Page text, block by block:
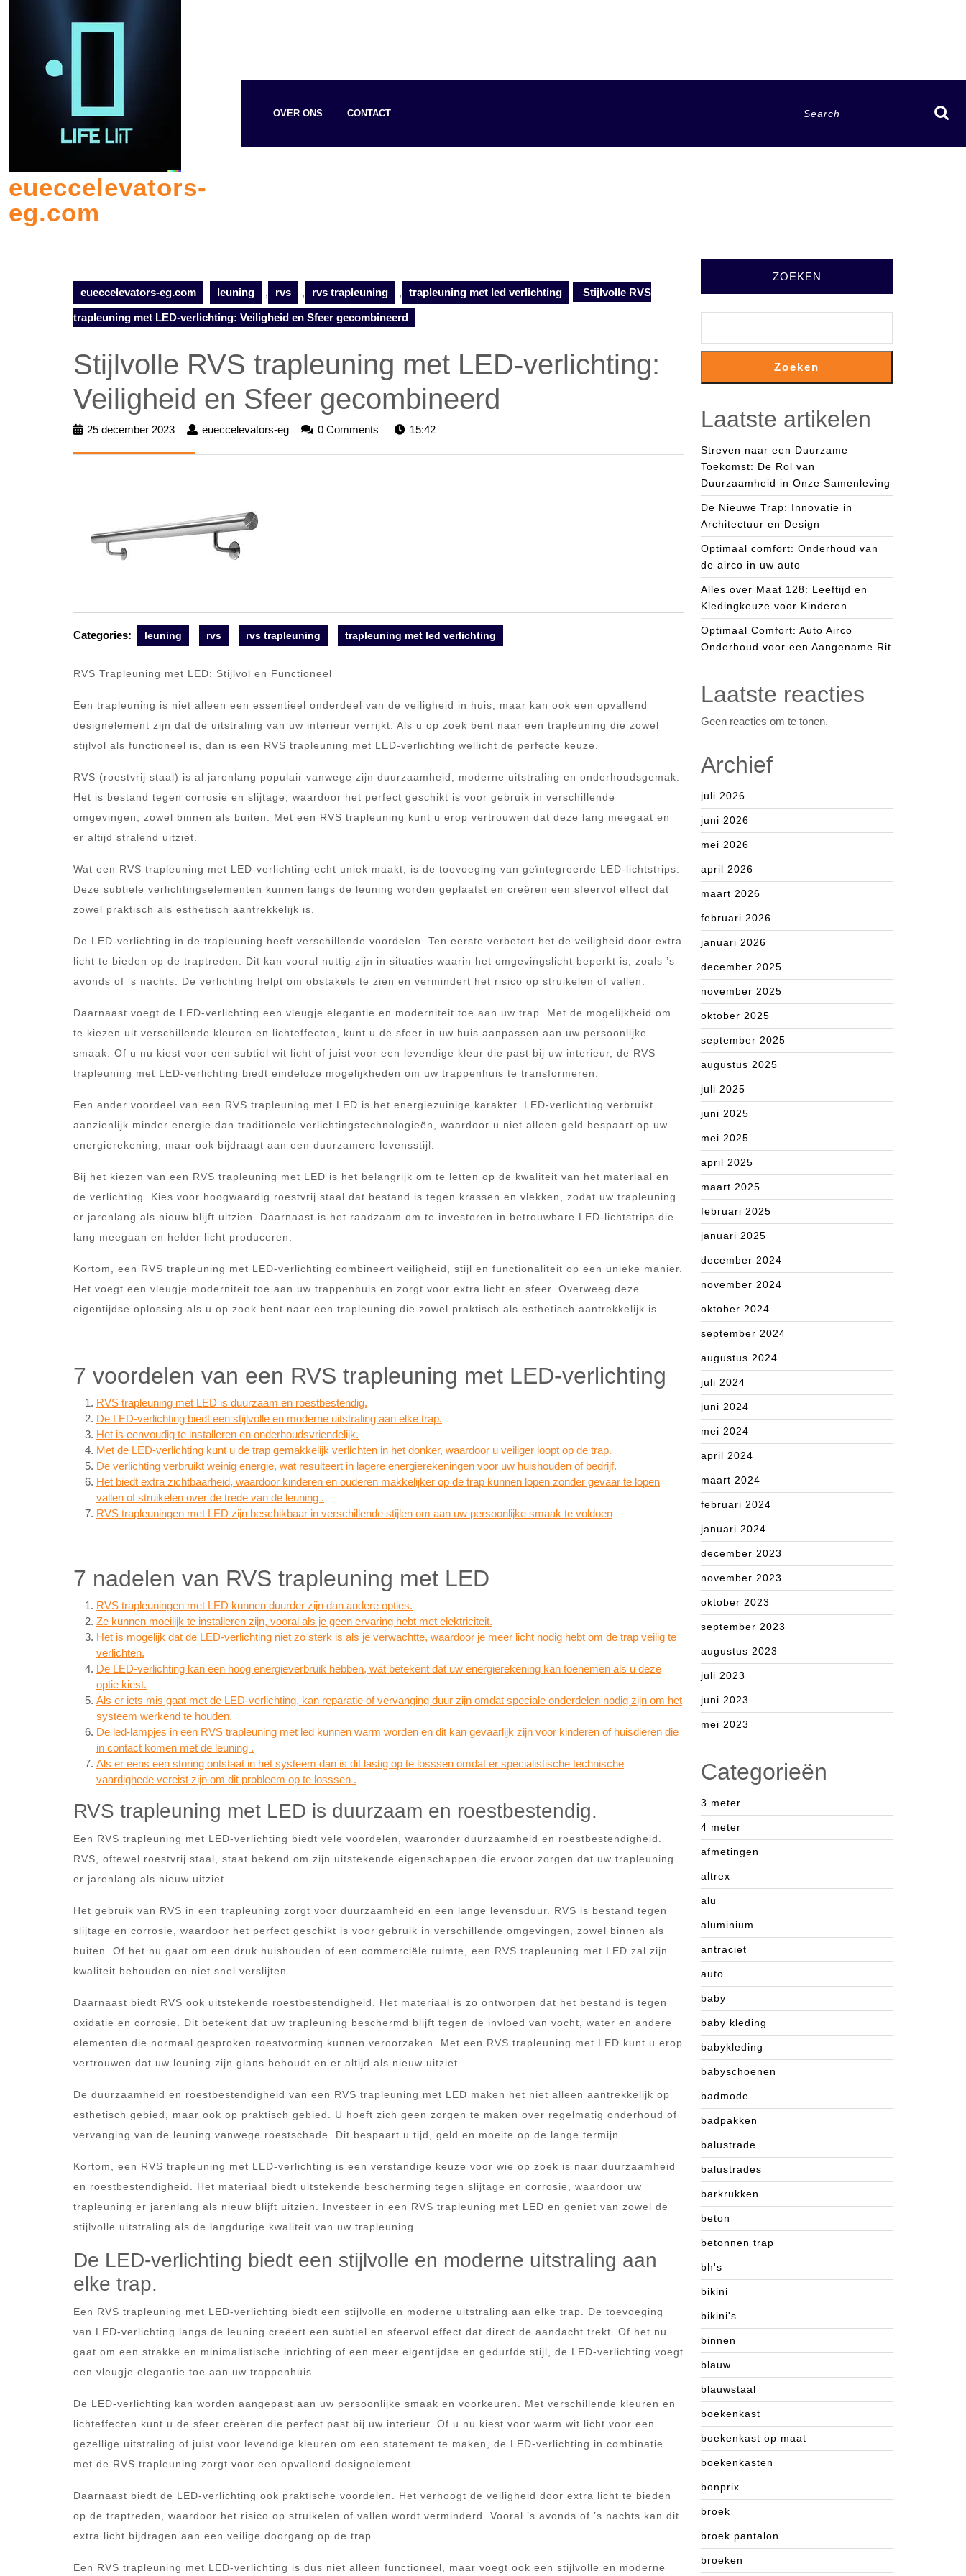
eueccelevators-
eg.com
OVER ONS CONTACT
eueccelevators-eg.com leuning , rvs , rvs trapleuning , trapleuning met led verlichting Stijlvolle RVS
trapleuning met LED-verlichting: Veiligheid en Sfeer gecombineerd
Stijlvolle RVS trapleuning met LED-verlichting:
Veiligheid en Sfeer gecombineerd
25 december 2023
25
eueccelevators-eg
eueccelevators-
0 Comments 15:42
Categories: leuning rvs rvs trapleuning trapleuning met led verlichting
RVS Trapleuning met LED: Stijlvol en Functioneel
Een trapleuning is niet alleen een essentieel onderdeel van de veiligheid in huis, maar kan ook een opvallend
designelement zijn dat de uitstraling van uw interieur verrijkt. Als u op zoek bent naar een trapleuning die zowel
stijlvol als functioneel is, dan is een RVS trapleuning met LED-verlichting wellicht de perfecte keuze.
RVS (roestvrij staal) is al jarenlang populair vanwege zijn duurzaamheid, moderne uitstraling en onderhoudsgemak.
Het is bestand tegen corrosie en slijtage, waardoor het perfect geschikt is voor gebruik in verschillende
omgevingen, zowel binnen als buiten. Met een RVS trapleuning kunt u erop vertrouwen dat deze lang meegaat en
er altijd stralend uitziet.
Wat een RVS trapleuning met LED-verlichting echt uniek maakt, is de toevoeging van geïntegreerde LED-lichtstrips.
Deze subtiele verlichtingselementen kunnen langs de leuning worden geplaatst en creëren een sfeervol effect dat
zowel praktisch als esthetisch aantrekkelijk is.
De LED-verlichting in de trapleuning heeft verschillende voordelen. Ten eerste verbetert het de veiligheid door extra
licht te bieden op de traptreden. Dit kan vooral nuttig zijn in situaties waarin het omgevingslicht beperkt is, zoals ’s
avonds of ’s nachts. De verlichting helpt om obstakels te zien en vermindert het risico op struikelen of vallen.
Daarnaast voegt de LED-verlichting een vleugje elegantie en moderniteit toe aan uw trap. Met de mogelijkheid om
te kiezen uit verschillende kleuren en lichteffecten, kunt u de sfeer in uw huis aanpassen aan uw persoonlijke
smaak. Of u nu kiest voor een subtiel wit licht of juist voor een levendige kleur die past bij uw interieur, de RVS
trapleuning met LED-verlichting biedt eindeloze mogelijkheden om uw trappenhuis te transformeren.
Een ander voordeel van een RVS trapleuning met LED is het energiezuinige karakter. LED-verlichting verbruikt
aanzienlijk minder energie dan traditionele verlichtingstechnologieën, waardoor u niet alleen geld bespaart op uw
energierekening, maar ook bijdraagt aan een duurzamere levensstijl.
Bij het kiezen van een RVS trapleuning met LED is het belangrijk om te letten op de kwaliteit van het materiaal en
de verlichting. Kies voor hoogwaardig roestvrij staal dat bestand is tegen krassen en vlekken, zodat uw trapleuning
er jarenlang als nieuw blijft uitzien. Daarnaast is het raadzaam om te investeren in betrouwbare LED-lichtstrips die
lang meegaan en helder licht produceren.
Kortom, een RVS trapleuning met LED-verlichting combineert veiligheid, stijl en functionaliteit op een unieke manier.
Het voegt een vleugje moderniteit toe aan uw trappenhuis en zorgt voor extra licht en sfeer. Overweeg deze
eigentijdse oplossing als u op zoek bent naar een trapleuning die zowel praktisch als esthetisch aantrekkelijk is.
7 voordelen van een RVS trapleuning met LED-verlichting
RVS trapleuning met LED is duurzaam en roestbestendig.
De LED-verlichting biedt een stijlvolle en moderne uitstraling aan elke trap.
Het is eenvoudig te installeren en onderhoudsvriendelijk.
Met de LED-verlichting kunt u de trap gemakkelijk verlichten in het donker, waardoor u veiliger loopt op de trap.
De verlichting verbruikt weinig energie, wat resulteert in lagere energierekeningen voor uw huishouden of bedrijf.
Het biedt extra zichtbaarheid, waardoor kinderen en ouderen makkelijker op de trap kunnen lopen zonder gevaar te lopen
vallen of struikelen over de trede van de leuning .
RVS trapleuningen met LED zijn beschikbaar in verschillende stijlen om aan uw persoonlijke smaak te voldoen
7 nadelen van RVS trapleuning met LED
RVS trapleuningen met LED kunnen duurder zijn dan andere opties.
Ze kunnen moeilijk te installeren zijn, vooral als je geen ervaring hebt met elektriciteit.
Het is mogelijk dat de LED-verlichting niet zo sterk is als je verwachtte, waardoor je meer licht nodig hebt om de trap veilig te
verlichten.
De LED-verlichting kan een hoog energieverbruik hebben, wat betekent dat uw energierekening kan toenemen als u deze
optie kiest.
Als er iets mis gaat met de LED-verlichting, kan reparatie of vervanging duur zijn omdat speciale onderdelen nodig zijn om het
systeem werkend te houden.
De led-lampjes in een RVS trapleuning met led kunnen warm worden en dit kan gevaarlijk zijn voor kinderen of huisdieren die
in contact komen met de leuning .
Als er eens een storing ontstaat in het systeem dan is dit lastig op te losssen omdat er specialistische technische
vaardighede vereist zijn om dit probleem op te losssen .
RVS trapleuning met LED is duurzaam en roestbestendig.
Een RVS trapleuning met LED-verlichting biedt vele voordelen, waaronder duurzaamheid en roestbestendigheid.
RVS, oftewel roestvrij staal, staat bekend om zijn uitstekende eigenschappen die ervoor zorgen dat uw trapleuning
er jarenlang als nieuw uitziet.
Het gebruik van RVS in een trapleuning zorgt voor duurzaamheid en een lange levensduur. RVS is bestand tegen
slijtage en corrosie, waardoor het perfect geschikt is voor gebruik in verschillende omgevingen, zowel binnen als
buiten. Of het nu gaat om een druk huishouden of een commerciële ruimte, een RVS trapleuning met LED zal zijn
kwaliteit behouden en niet snel verslijten.
Daarnaast biedt RVS ook uitstekende roestbestendigheid. Het materiaal is zo ontworpen dat het bestand is tegen
oxidatie en corrosie. Dit betekent dat uw trapleuning beschermd blijft tegen de invloed van vocht, water en andere
elementen die normaal gesproken roestvorming kunnen veroorzaken. Met een RVS trapleuning met LED kunt u erop
vertrouwen dat uw leuning zijn glans behoudt en er altijd als nieuw uitziet.
De duurzaamheid en roestbestendigheid van een RVS trapleuning met LED maken het niet alleen aantrekkelijk op
esthetisch gebied, maar ook op praktisch gebied. U hoeft zich geen zorgen te maken over regelmatig onderhoud of
vervanging van de leuning vanwege roestschade. Dit bespaart u tijd, geld en moeite op de lange termijn.
Kortom, een RVS trapleuning met LED-verlichting is een verstandige keuze voor wie op zoek is naar duurzaamheid
en roestbestendigheid. Het materiaal biedt uitstekende bescherming tegen slijtage en corrosie, waardoor uw
trapleuning er jarenlang als nieuw blijft uitzien. Investeer in een RVS trapleuning met LED en geniet van zowel de
stijlvolle uitstraling als de langdurige kwaliteit van uw trapleuning.
De LED-verlichting biedt een stijlvolle en moderne uitstraling aan
elke trap.
Een RVS trapleuning met LED-verlichting biedt een stijlvolle en moderne uitstraling aan elke trap. De toevoeging
van LED-verlichting langs de leuning creëert een subtiel en sfeervol effect dat direct de aandacht trekt. Of het nu
gaat om een strakke en minimalistische inrichting of een meer eigentijdse en gedurfde stijl, de LED-verlichting voegt
een vleugje elegantie toe aan uw trappenhuis.
De LED-verlichting kan worden aangepast aan uw persoonlijke smaak en voorkeuren. Met verschillende kleuren en
lichteffecten kunt u de sfeer creëren die perfect past bij uw interieur. Of u nu kiest voor warm wit licht voor een
gezellige uitstraling of juist voor levendige kleuren om een statement te maken, de LED-verlichting in combinatie
met de RVS trapleuning zorgt voor een opvallend designelement.
Daarnaast biedt de LED-verlichting ook praktische voordelen. Het verhoogt de veiligheid door extra licht te bieden
op de traptreden, waardoor het risico op struikelen of vallen wordt verminderd. Vooral ’s avonds of ’s nachts kan dit
extra licht bijdragen aan een veilige doorgang op de trap.
Een RVS trapleuning met LED-verlichting is dus niet alleen functioneel, maar voegt ook een stijlvolle en moderne
ZOEKEN
Zoeken
Laatste artikelen
Streven naar een Duurzame
Toekomst: De Rol van
Duurzaamheid in Onze Samenleving
De Nieuwe Trap: Innovatie in
Architectuur en Design
Optimaal comfort: Onderhoud van
de airco in uw auto
Alles over Maat 128: Leeftijd en
Kledingkeuze voor Kinderen
Optimaal Comfort: Auto Airco
Onderhoud voor een Aangename Rit
Laatste reacties
Geen reacties om te tonen.
Archief
juli 2026
juni 2026
mei 2026
april 2026
maart 2026
februari 2026
januari 2026
december 2025
november 2025
oktober 2025
september 2025
augustus 2025
juli 2025
juni 2025
mei 2025
april 2025
maart 2025
februari 2025
januari 2025
december 2024
november 2024
oktober 2024
september 2024
augustus 2024
juli 2024
juni 2024
mei 2024
april 2024
maart 2024
februari 2024
januari 2024
december 2023
november 2023
oktober 2023
september 2023
augustus 2023
juli 2023
juni 2023
mei 2023
Categorieën
3 meter
4 meter
afmetingen
altrex
alu
aluminium
antraciet
auto
baby
baby kleding
babykleding
babyschoenen
badmode
badpakken
balustrade
balustrades
barkrukken
beton
betonnen trap
bh's
bikini
bikini's
binnen
blauw
blauwstaal
boekenkast
boekenkast op maat
boekenkasten
bonprix
broek
broek pantalon
broeken